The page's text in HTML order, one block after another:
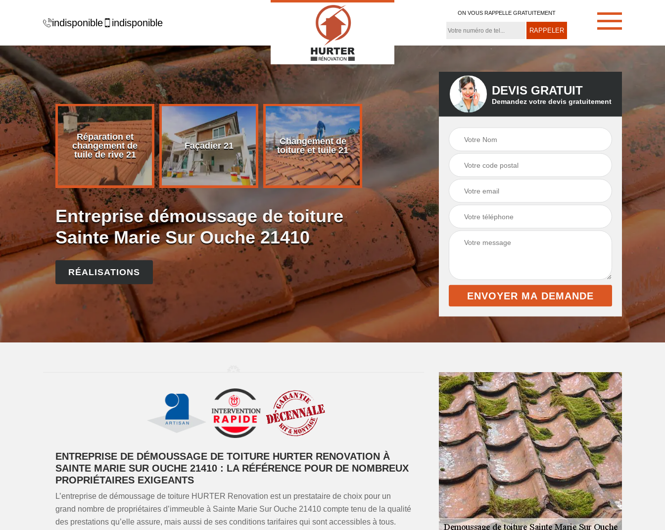
indisponible indisponible
ON VOUS RAPPELLE GRATUITEMENT
de
21
Réparation et
changement de
tuile de rive 21
Façadier 21
Changement de
toiture et tuile 21
Démoussage de
toiture 21
Couvreur zingueur
Entreprise démoussage de toiture
Sainte Marie Sur Ouche 21410
RÉALISATIONS
DEVIS GRATUIT
Demandez votre devis gratuitement
ENTREPRISE DE DÉMOUSSAGE DE TOITURE HURTER RENOVATION À
SAINTE MARIE SUR OUCHE 21410 : LA RÉFÉRENCE POUR DE NOMBREUX
PROPRIÉTAIRES EXIGEANTS
L’entreprise de démoussage de toiture HURTER Renovation est un prestataire de choix pour un
grand nombre de propriétaires d’immeuble à Sainte Marie Sur Ouche 21410 compte tenu de la qualité
des prestations qu’elle assure, mais aussi de ses conditions tarifaires qui sont accessibles à tous.